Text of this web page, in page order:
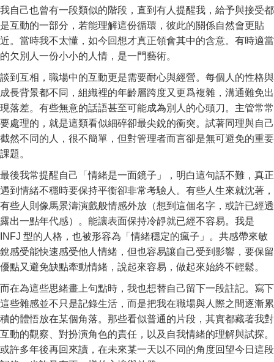
我自己也曾有一段類似的階段，直到有人提醒我，給予與接受都
是互動的一部分，若能理解這份循環，彼此的關係自然會更貼
近。當時我不太懂，如今回想才真正領會其中的含意。有時適當
的欠別人一份小小的人情，是一門藝術。
談到互相，職場中的互動更是需要耐心與經營。每個人的性格與
成長背景都不同，組織裡的年齡層跨度又更爲複雜，溝通難免出
現落差。有些無意的話語甚至可能成為別人的心頭刀。主管常常
要處理的，就是這類看似細碎卻最尖銳的衝突。試著同理與自己
截然不同的人，很不簡單，但對管理者而言卻是無可避免的重要
課題。
最後我常提醒自己「情緒是一面鏡子」，明白這句話不難，真正
遇到情緒不穩時要保持平衡卻非常考驗人。有些人生來就沈著，
有些人則像馬景濤演戲般情感外放（想到這個名字，或許已經透
露出一點年代感）。能讓表面保持冷靜就已經不容易。我是
INFJ 型的人格，也被形容為「情緒穩定的瘋子」。共感帶來敏
銳感受能快速感受他人情緒，但也容易讓自己受到影響，要保留
優點又避免缺點牽動情緒，說起來容易，做起來始終不輕鬆。
而在為這些思緒畫上句點時，我也想替自己留下一段註記。寫下
這些雜感並不只是記錄生活，而是把我在職場與人際之間逐漸累
積的體悟放在某個角落。那些看似普通的片段，其實都藏著我對
互動的觀察、對扮演角色的責任，以及自我情緒的理解與試探。
或許多年後再回來讀，在未來某一天以不同的角度回望今日這段